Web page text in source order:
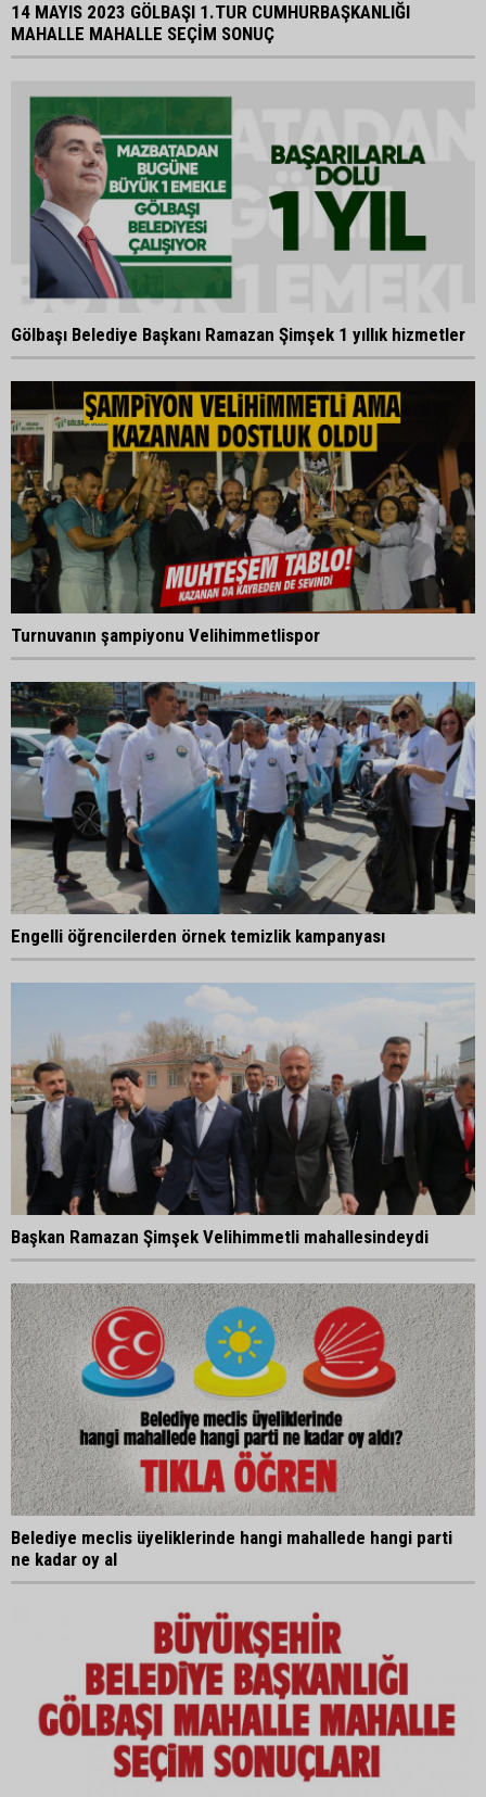
14 MAYIS 2023 GÖLBAŞI 1.TUR CUMHURBAŞKANLIĞI
MAHALLE MAHALLE SEÇİM SONUÇ
Gölbaşı Belediye Başkanı Ramazan Şimşek 1 yıllık hizmetler
Turnuvanın şampiyonu Velihimmetlispor
Engelli öğrencilerden örnek temizlik kampanyası
Başkan Ramazan Şimşek Velihimmetli mahallesindeydi
Belediye meclis üyeliklerinde hangi mahallede hangi parti
ne kadar oy al